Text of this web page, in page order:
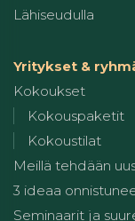
Lähiseudulla
Yritykset &
Kokoukset
Kokouspaketit
Kokoustilat
Meillä tehdään
3 ideaa
Seminaarit ja